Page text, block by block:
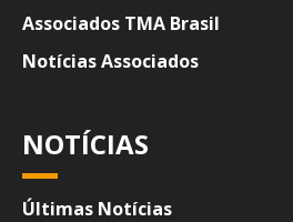
Associados TMA Brasil
Notícias Associados
NOTÍCIAS
Últimas Notícias